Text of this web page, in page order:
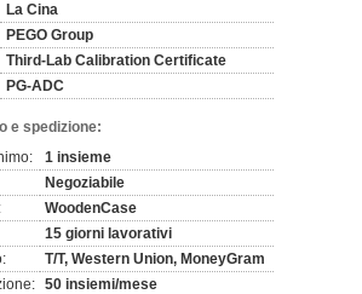
La Cina
PEGO Group
Third-Lab Calibration Certificate
PG-ADC
e spedizione:
1 insieme
Negoziabile
WoodenCase
15 giorni lavorativi
T/T, Western Union, MoneyGram
50 insiemi/mese